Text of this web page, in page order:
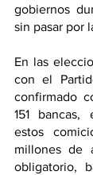
gobiernos
sin pasar por
En las
con el
confirmado
151 bancas,
estos
millones de
obligatorio,